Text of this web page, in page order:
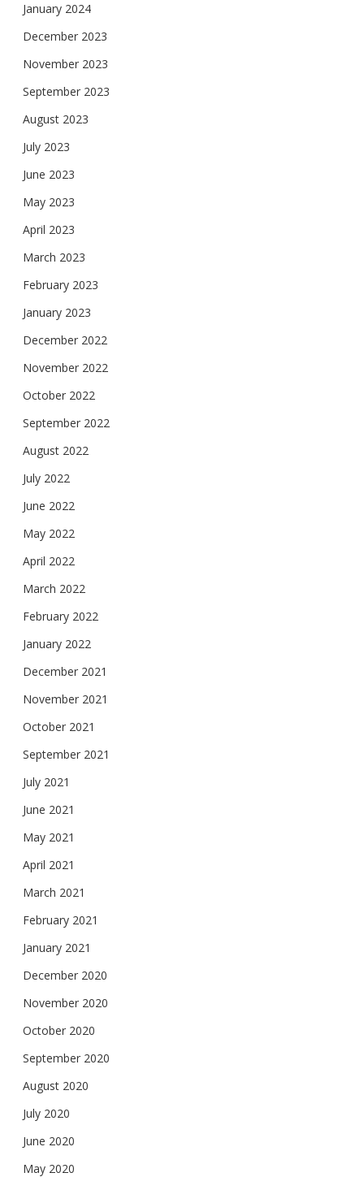
January 2024
December 2023
November 2023
September 2023
August 2023
July 2023
June 2023
May 2023
April 2023
March 2023
February 2023
January 2023
December 2022
November 2022
October 2022
September 2022
August 2022
July 2022
June 2022
May 2022
April 2022
March 2022
February 2022
January 2022
December 2021
November 2021
October 2021
September 2021
July 2021
June 2021
May 2021
April 2021
March 2021
February 2021
January 2021
December 2020
November 2020
October 2020
September 2020
August 2020
July 2020
June 2020
May 2020